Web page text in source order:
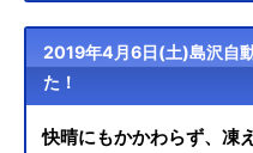
2019年4月6日(土)島沢自
た！
快晴にもかかわらず、凍